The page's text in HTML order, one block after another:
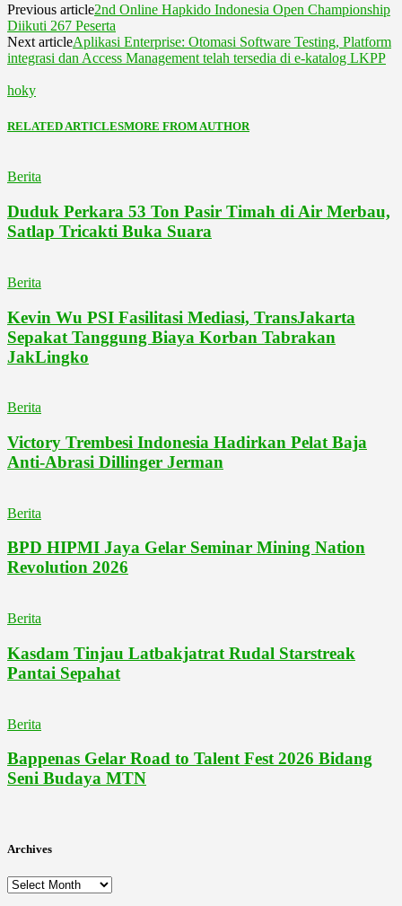
Previous article2nd Online Hapkido Indonesia Open Championship
Diikuti 267 Peserta
Next articleAplikasi Enterprise: Otomasi Software Testing, Platform
integrasi dan Access Management telah tersedia di e-katalog LKPP
hoky
RELATED ARTICLESMORE FROM AUTHOR
Berita
Duduk Perkara 53 Ton Pasir Timah di Air Merbau,
Satlap Tricakti Buka Suara
Berita
Kevin Wu PSI Fasilitasi Mediasi, TransJakarta
Sepakat Tanggung Biaya Korban Tabrakan
JakLingko
Berita
Victory Trembesi Indonesia Hadirkan Pelat Baja
Anti-Abrasi Dillinger Jerman
Berita
BPD HIPMI Jaya Gelar Seminar Mining Nation
Revolution 2026
Berita
Kasdam Tinjau Latbakjatrat Rudal Starstreak
Pantai Sepahat
Berita
Bappenas Gelar Road to Talent Fest 2026 Bidang
Seni Budaya MTN
Archives
Archives